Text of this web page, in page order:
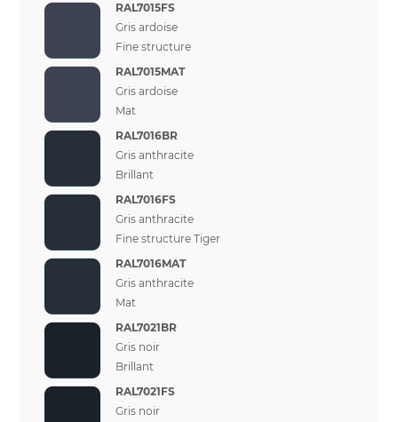
RAL7015FS
Gris ardoise
Fine structure
RAL7015MAT
Gris ardoise
Mat
RAL7016BR
Gris anthracite
Brillant
RAL7016FS
Gris anthracite
Fine structure Tiger
RAL7016MAT
Gris anthracite
Mat
RAL7021BR
Gris noir
Brillant
RAL7021FS
Gris noir